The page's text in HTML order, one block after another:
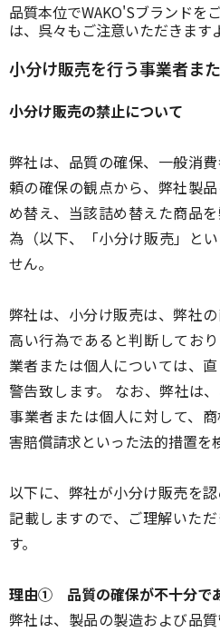
品質本位でWAKO'Sブランドを
は、呉々もご注意いただきます
小分け販売を行う事業者ま
小分け販売の禁止について
弊社は、品質の確保、一般消
頼の確保の観点から、弊社製
め替え、当該詰め替えた商品
為（以下、「小分け販売」と
せん。
弊社は、小分け販売は、弊社
高い行為であると判断してお
業者または個人については、
警告致します。 なお、弊社は
事業者または個人に対して、
害賠償請求といった法的措置を
以下に、弊社が小分け販売を
記載しますので、ご理解いた
す。
理由① 品質の確保が不十分で
弊社は、製品の製造および品